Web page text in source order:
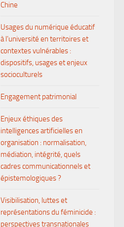
Chine
Usages du numérique éducatif
à l’université en territoires et
contextes vulnérables :
dispositifs, usages et enjeux
socioculturels
Engagement patrimonial
Enjeux éthiques des
intelligences artificielles en
organisation : normalisation,
médiation, intégrité, quels
cadres communicationnels et
épistemologiques ?
Visibilisation, luttes et
représentations du féminicide :
perspectives transnationales